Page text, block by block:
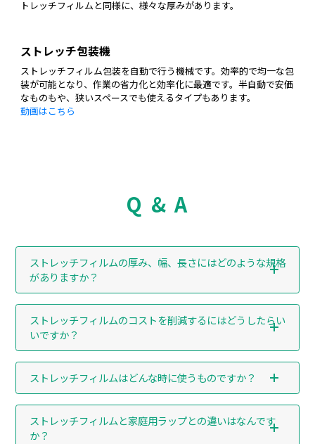
トレッチフィルムと同様に、様々な厚みがあります。
ストレッチ包装機
ストレッチフィルム包装を自動で行う機械です。効率的で均一な包
装が可能となり、作業の省力化と効率化に最適です。半自動で安価
なものもや、狭いスペースでも使えるタイプもあります。
動画はこちら
Q & A
ストレッチフィルムの厚み、幅、長さにはどのような規格
がありますか？
ストレッチフィルムのコストを削減するにはどうしたらい
いですか？
ストレッチフィルムはどんな時に使うものですか？
ストレッチフィルムと家庭用ラップとの違いはなんです
か？